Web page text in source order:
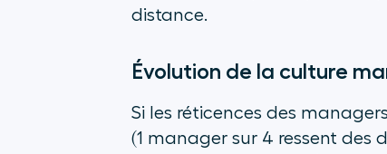
distance.
Évolution de la culture
Si les réticences des
(1 manager sur 4 ressent